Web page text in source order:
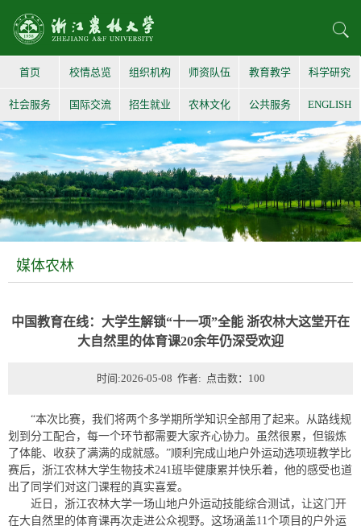
首页 校情总览 组织机构 师资队伍 教育教学 科学研究
社会服务 国际交流 招生就业 农林文化 公共服务 ENGLISH
媒体农林
中国教育在线：大学生解锁“十一项”全能 浙农林大这堂开在
大自然里的体育课20余年仍深受欢迎
时间:2026-05-08 作者: 点击数： 100
“本次比赛，我们将两个多学期所学知识全部用了起来。从路线规
划到分工配合，每一个环节都需要大家齐心协力。虽然很累，但锻炼
了体能、收获了满满的成就感。”顺利完成山地户外运动选项班教学比
赛后，浙江农林大学生物技术241班毕健康累并快乐着，他的感受也道
出了同学们对这门课程的真实喜爱。
近日，浙江农林大学一场山地户外运动技能综合测试，让这门开
在大自然里的体育课再次走进公众视野。这场涵盖11个项目的户外运